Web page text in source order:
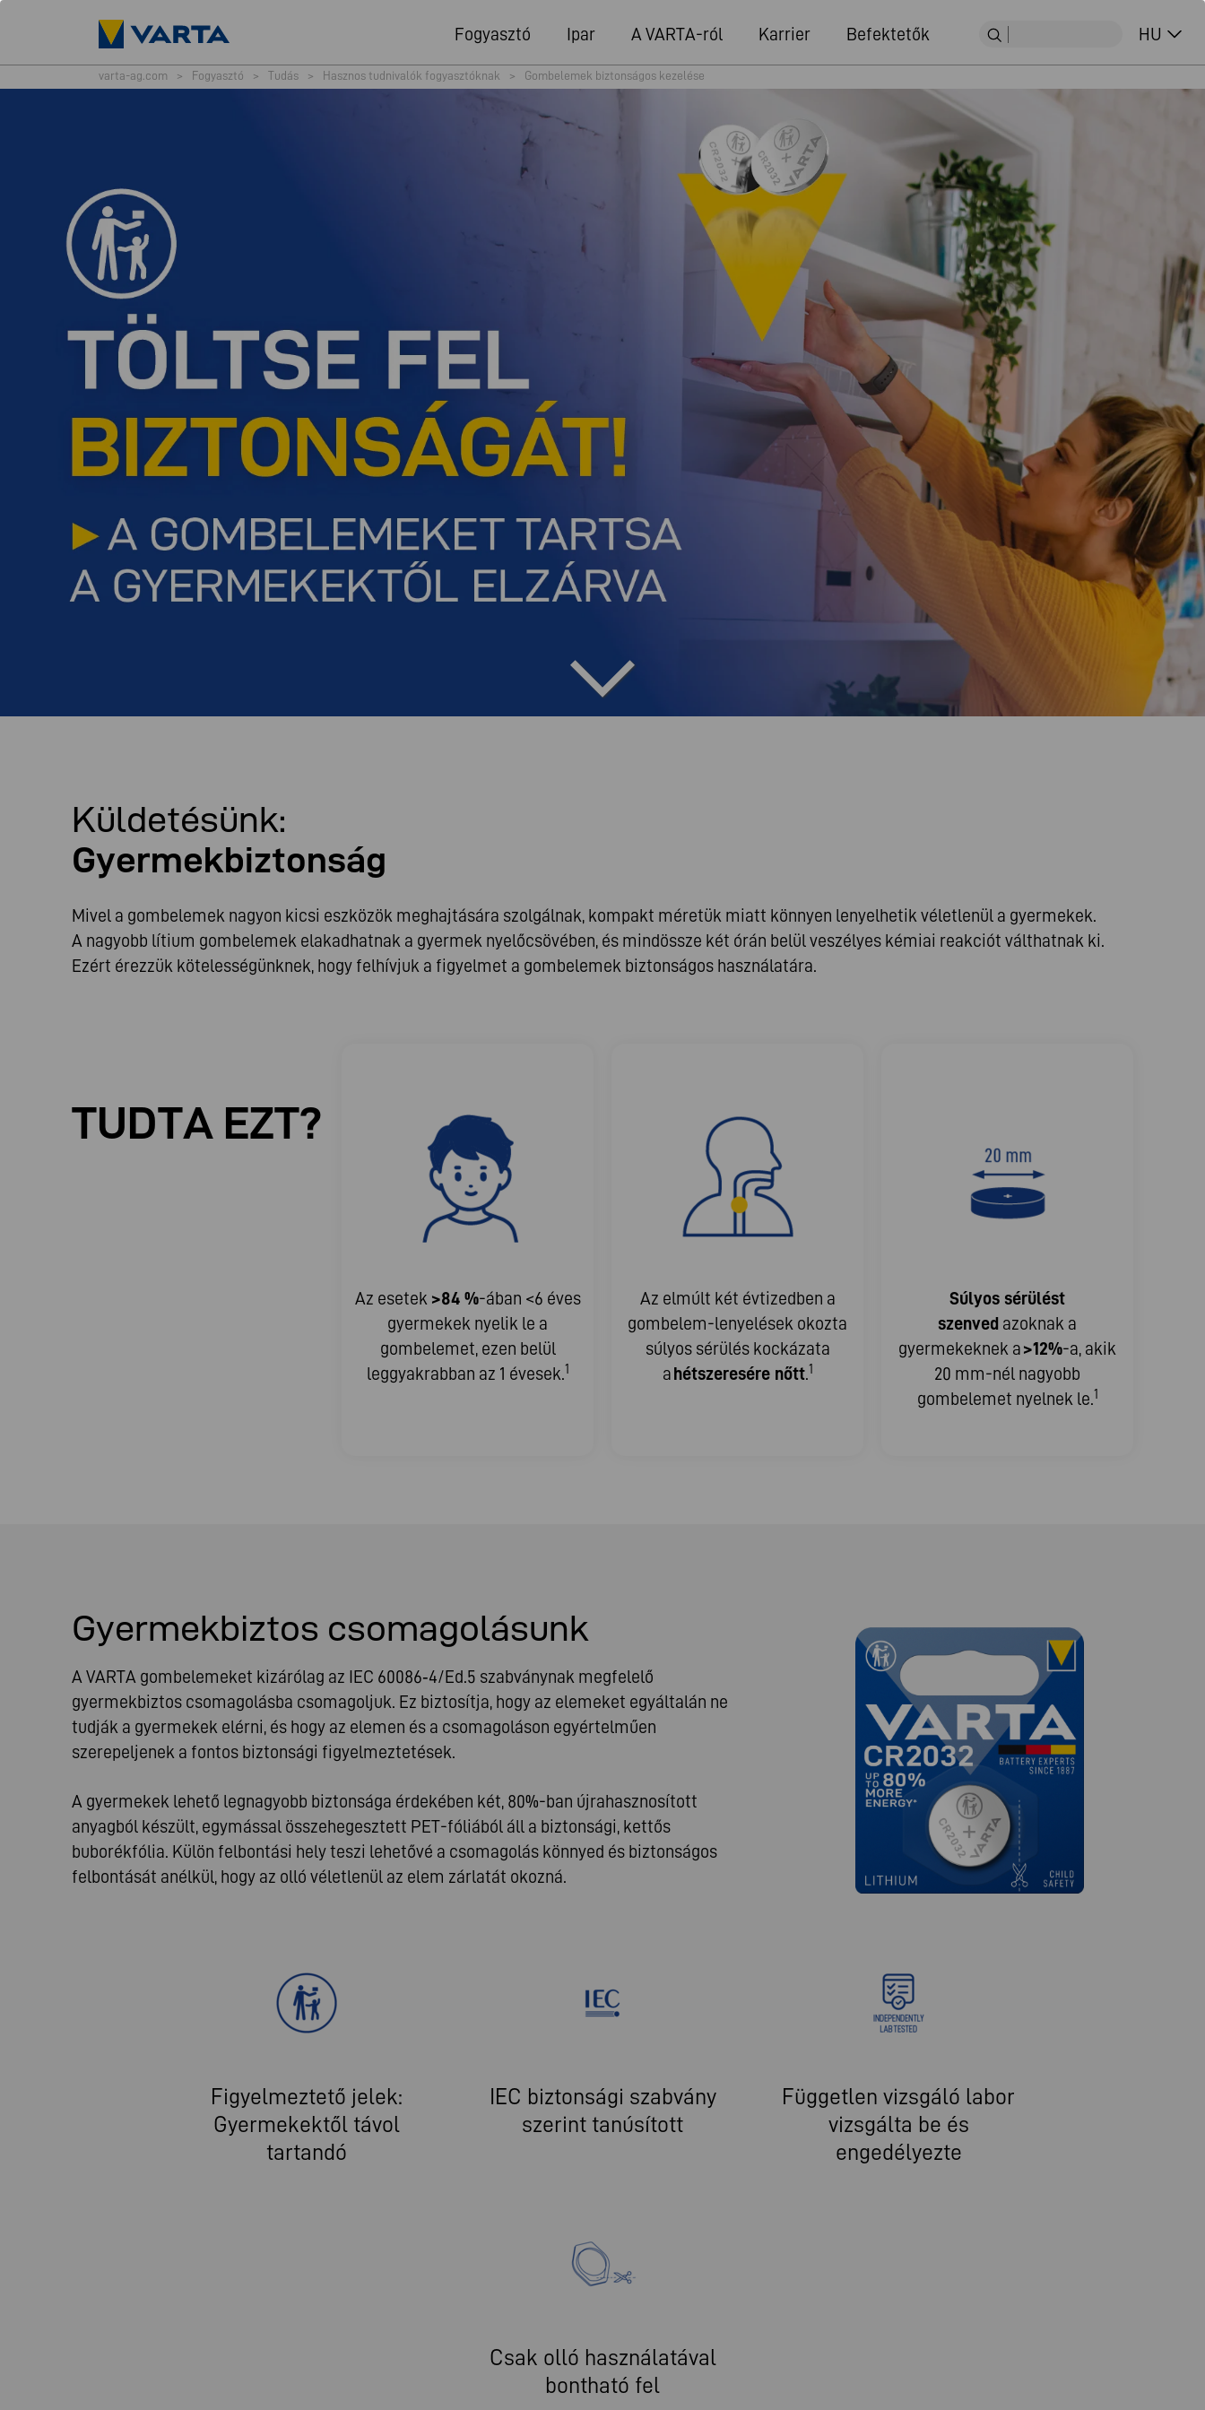
Fogyasztó Ipar A VARTA-ról Karrier Befektetők HU
varta-ag.com > Fogyasztó > Tudás > Hasznos tudnivalók fogyasztóknak > Gombelemek biztonságos kezelése
Küldetésünk:
Gyermekbiztonság
Mivel a gombelemek nagyon kicsi eszközök meghajtására szolgálnak, kompakt méretük miatt könnyen lenyelhetik véletlenül a gyermekek.
A nagyobb lítium gombelemek elakadhatnak a gyermek nyelőcsövében, és mindössze két órán belül veszélyes kémiai reakciót válthatnak ki.
Ezért érezzük kötelességünknek, hogy felhívjuk a figyelmet a gombelemek biztonságos használatára.
TUDTA EZT?
Az esetek >84 %-ában <6 éves
gyermekek nyelik le a
gombelemet, ezen belül
leggyakrabban az 1 évesek.1
Az elmúlt két évtizedben a
gombelem-lenyelések okozta
súlyos sérülés kockázata
ahétszeresére nőtt.1
Súlyos sérülést
szenved azoknak a
gyermekeknek a>12%-a, akik
20 mm-nél nagyobb
gombelemet nyelnek le.1
Gyermekbiztos csomagolásunk
A VARTA gombelemeket kizárólag az IEC 60086‑4/Ed.5 szabványnak megfelelő
gyermekbiztos csomagolásba csomagoljuk. Ez biztosítja, hogy az elemeket egyáltalán ne
tudják a gyermekek elérni, és hogy az elemen és a csomagoláson egyértelműen
szerepeljenek a fontos biztonsági figyelmeztetések.
A gyermekek lehető legnagyobb biztonsága érdekében két, 80%-ban újrahasznosított
anyagból készült, egymással összehegesztett PET-fóliából áll a biztonsági, kettős
buborékfólia. Külön felbontási hely teszi lehetővé a csomagolás könnyed és biztonságos
felbontását anélkül, hogy az olló véletlenül az elem zárlatát okozná.
Figyelmeztető jelek:
Gyermekektől távol
tartandó
IEC biztonsági szabvány
szerint tanúsított
Független vizsgáló labor
vizsgálta be és
engedélyezte
Csak olló használatával
bontható fel